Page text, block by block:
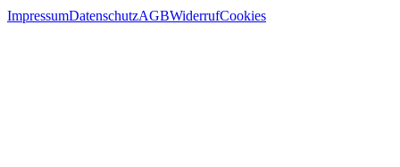
ImpressumDatenschutzAGBWiderrufCookies